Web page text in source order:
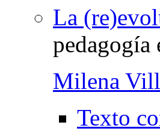
La
pedagogía
Milena
Texto